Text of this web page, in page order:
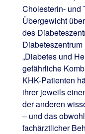
Cholesterin- und
Übergewicht
des
„Diabetes und
gefährliche
KHK-Patienten
ihrer jeweils
der anderen
– und das
fachärztlicher